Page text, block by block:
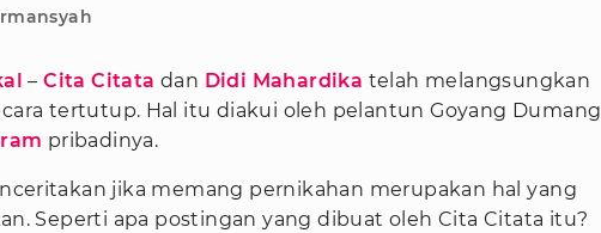
–Cita Citata dan Didi Mahardika telah melangsungkan
tertutup. Hal itu diakui oleh pelantun Goyang Dumang
pribadinya.
jika memang pernikahan merupakan hal yang
Seperti apa postingan yang dibuat oleh Cita Citata itu?